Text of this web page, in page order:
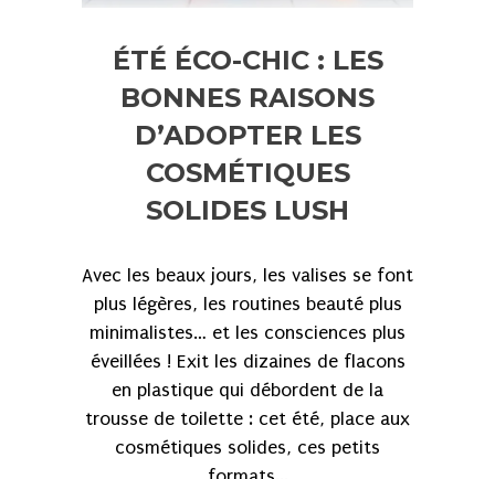
ÉTÉ ÉCO-CHIC : LES
BONNES RAISONS
D’ADOPTER LES
COSMÉTIQUES
SOLIDES LUSH
Avec les beaux jours, les valises se font
plus légères, les routines beauté plus
minimalistes… et les consciences plus
éveillées ! Exit les dizaines de flacons
en plastique qui débordent de la
trousse de toilette : cet été, place aux
cosmétiques solides, ces petits